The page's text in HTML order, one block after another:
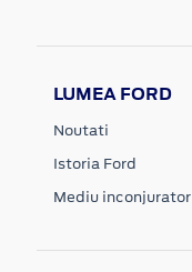
LUMEA FORD
Noutati
Istoria Ford
Mediu inconjurator